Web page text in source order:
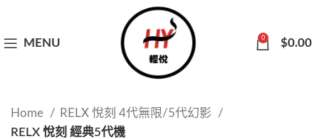
MENU 0 $0.00
Home
RELX 悅刻 4代無限/5代幻影
RELX 悅刻 經典5代機